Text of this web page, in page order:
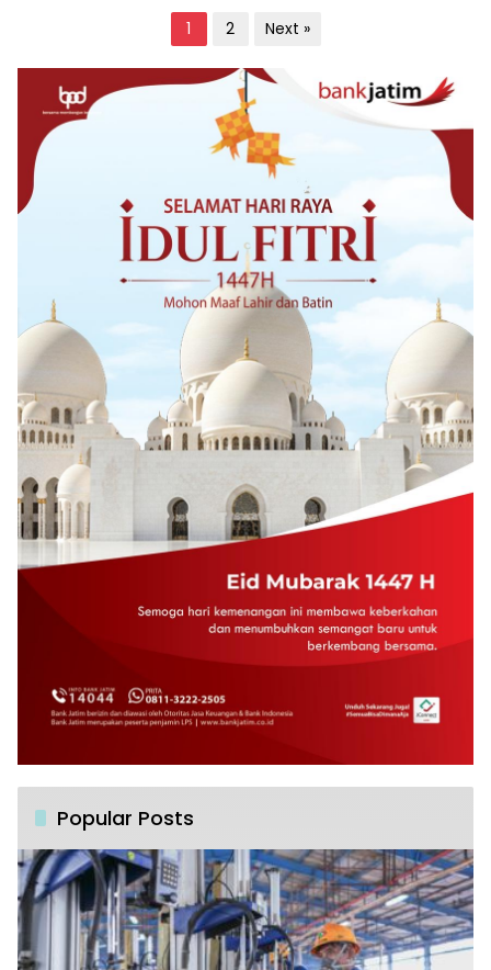
pagination
1 2 Next »
Popular Posts